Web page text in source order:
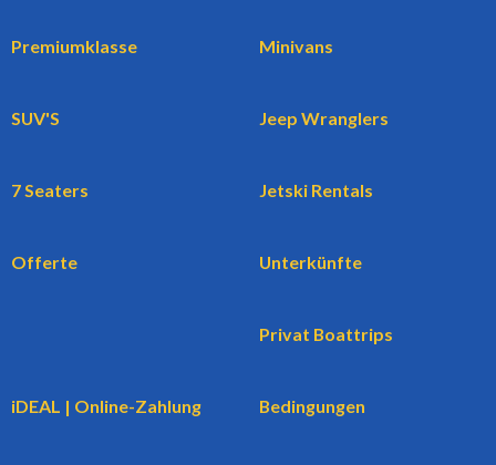
Premiumklasse Minivans
SUV'S Jeep Wranglers
7 Seaters Jetski Rentals
Offerte Unterkünfte
Privat Boattrips
iDEAL | Online-Zahlung Bedingungen